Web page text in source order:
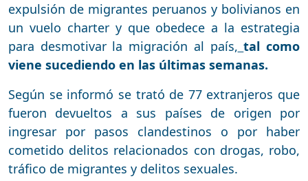
expulsión de migrantes peruanos y bolivianos en
un vuelo charter y que obedece a la estrategia
para desmotivar la migración al país, tal como
viene sucediendo en las últimas semanas.
Según se informó se trató de 77 extranjeros que
fueron devueltos a sus países de origen por
ingresar por pasos clandestinos o por haber
cometido delitos relacionados con drogas, robo,
tráfico de migrantes y delitos sexuales.